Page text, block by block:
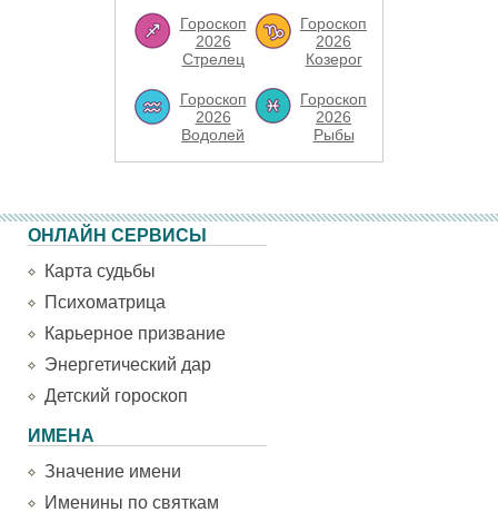
Гороскоп
2026
Стрелец
Гороскоп
2026
Козерог
Гороскоп
2026
Водолей
Гороскоп
2026
Рыбы
ОНЛАЙН СЕРВИСЫ
Карта судьбы
Психоматрица
Карьерное призвание
Энергетический дар
Детский гороскоп
ИМЕНА
Значение имени
Именины по святкам